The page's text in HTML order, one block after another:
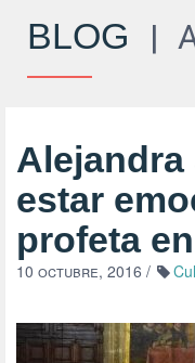
BLOG |
Alejandra
estar
profeta
10 octubre, 2016 /